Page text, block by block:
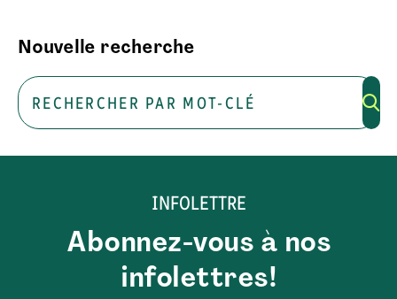
Nouvelle recherche
Rechercher
INFOLETTRE
Abonnez-vous à nos
infolettres!